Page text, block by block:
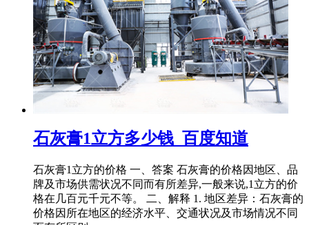
石灰膏1立方多少钱_百度知道
石灰膏1立方的价格 一、答案 石灰膏的价格因地区、品
牌及市场供需状况不同而有所差异,一般来说,1立方的价
格在几百元千元不等。 二、解释 1. 地区差异：石灰膏的
价格因所在地区的经济水平、交通状况及市场情况不同